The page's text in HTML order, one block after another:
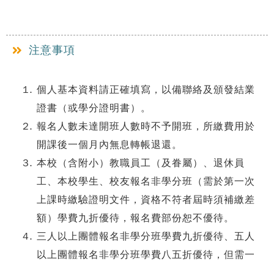
注意事項
個人基本資料請正確填寫，以備聯絡及頒發結業
證書（或學分證明書）。
報名人數未達開班人數時不予開班，所繳費用於
開課後一個月內無息轉帳退還。
本校（含附小）教職員工（及眷屬）、退休員
工、本校學生、校友報名非學分班（需於第一次
上課時繳驗證明文件，資格不符者屆時須補繳差
額）學費九折優待，報名費部份恕不優待。
三人以上團體報名非學分班學費九折優待、五人
以上團體報名非學分班學費八五折優待，但需一